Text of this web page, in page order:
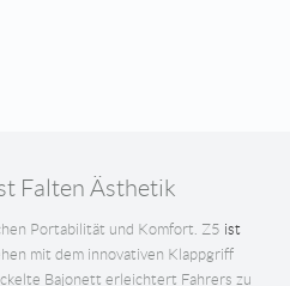
Falten Ästhetik
Portabilität und Komfort. Z5 ist
mit dem innovativen Klappgriff
Bajonett erleichtert Fahrers zu